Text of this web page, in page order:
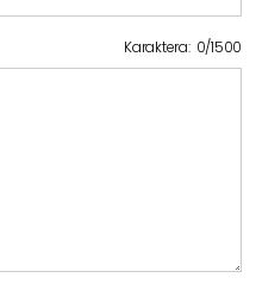
Karaktera: 0/1500